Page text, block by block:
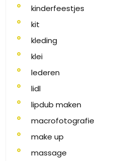
kinderfeestjes
kit
kleding
klei
lederen
lidl
lipdub maken
macrofotografie
make up
massage